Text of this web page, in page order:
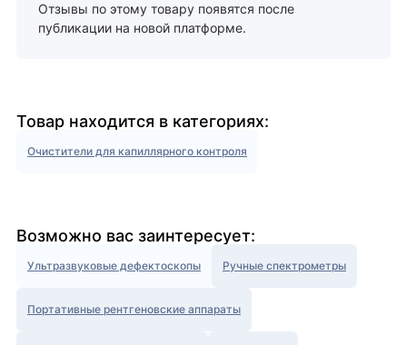
Отзывы по этому товару появятся после
публикации на новой платформе.
Товар находится в категориях:
Очистители для капиллярного контроля
Возможно вас заинтересует:
Ультразвуковые дефектоскопы Ручные спектрометры
Портативные рентгеновские аппараты